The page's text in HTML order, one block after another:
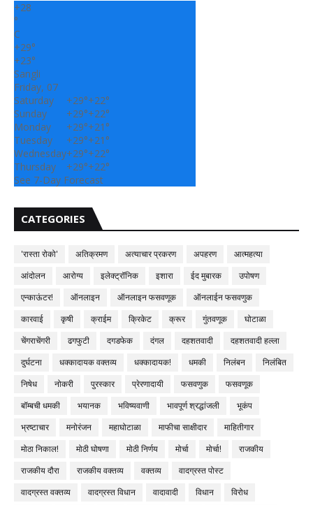
+28
°
C
+29°
+23°
Sangli
Friday, 07
Saturday
+29°+22°
Sunday
+29°+22°
Monday
+29°+21°
Tuesday
+29°+21°
Wednesday+29°+22°
Thursday
+29°+22°
See 7-Day Forecast
CATEGORIES
'रास्ता रोको' अतिक्रमण अत्याचार प्रकरण अपहरण
आत्महत्या
आंदोलन
आरोग्य इलेक्ट्रॉनिक इशारा ईद मुबारक
उपोषण
एन्काऊंटर!
ऑनलाइन ऑनलाइन फसवणूक
ऑनलाईन फसवणुक
कारवाई
कृषी क्राईम क्रिकेट क्रूर गुंतवणूक
घोटाळा
चेंगराचेंगरी
ढगफुटी दगडफेक दंगल दहशतवादी
दहशतवादी हल्ला
दुर्घटना
धक्कादायक वक्तव्य धक्कादायक! धमकी निलंबन
निलंबित
निषेध
नोकरी पुरस्कार प्रेरणादायी फसवणुक
फसवणूक
बॉम्बची धमकी
भयानक भविष्यवाणी भावपूर्ण श्रद्धांजली
भूकंप
भ्रष्टाचार
मनोरंजन महाघोटाळा माफीचा साक्षीदार
माहितीगार
मोठा निकाल!
मोठी घोषणा मोठी निर्णय मोर्चा मोर्चा!
राजकीय
राजकीय दौरा
राजकीय वक्तव्य वक्तव्य
वादग्रस्त पोस्ट
वादग्रस्त वक्तव्य
वादग्रस्त विधान वादावादी विधान
विरोध